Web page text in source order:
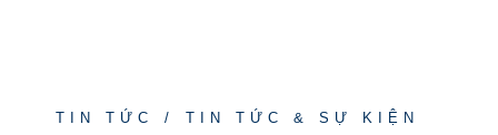
TIN TỨC TIN TỨC & SỰ KIỆN